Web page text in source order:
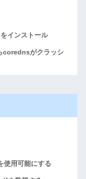
インストール
corednsがクラッシ
用可能にする